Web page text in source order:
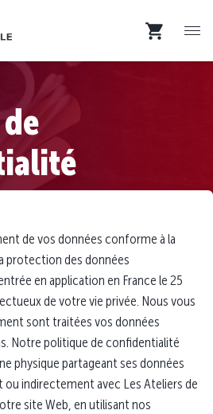
de vos données conforme à la
protection des données
en application en France le 25
de votre vie privée. Nous vous
sont traitées vos données
Notre politique de confidentialité
physique partageant ses données
indirectement avec Les Ateliers de
site Web, en utilisant nos